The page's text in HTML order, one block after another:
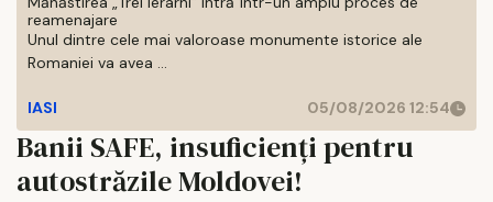
reamenajare
Unul dintre cele mai valoroase monumente istorice ale
Romaniei va avea ...
IASI 05/08/2026 12:54
Banii SAFE, insuficienți pentru
autostrăzile Moldovei!